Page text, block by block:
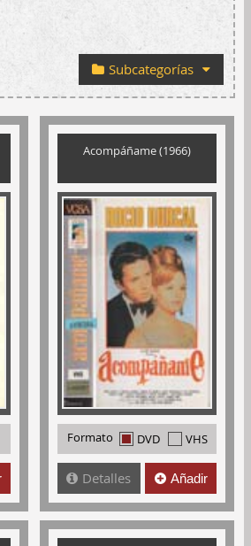
Subcategorías
Acompáñame (1966)
Formato DVD VHS
Detalles Añadir